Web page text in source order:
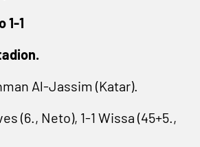
1-1
Al-Jassim (Katar).
(6., Neto), 1-1 Wissa (45+5.,